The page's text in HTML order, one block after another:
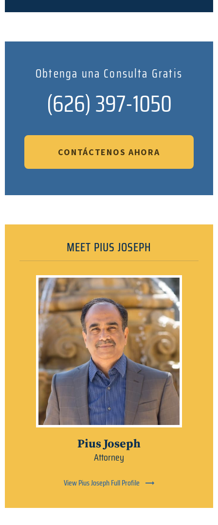
Obtenga una Consulta Gratis
(626) 397-1050
CONTÁCTENOS AHORA
MEET PIUS JOSEPH
Pius Joseph
Attorney
View Pius Joseph Full Profile